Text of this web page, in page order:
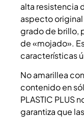
alta resistencia
aspecto
grado de brillo,
de «mojado».
características
No amarillea
contenido en
PLASTIC PLUS
garantiza que